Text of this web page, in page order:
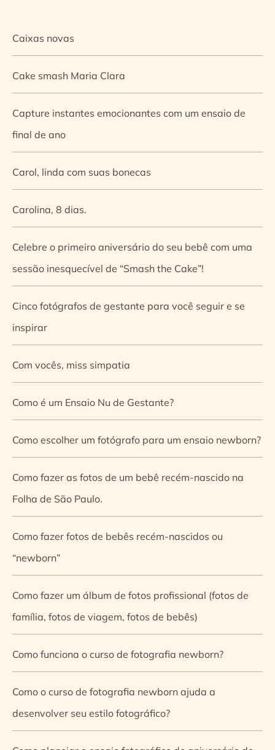
Caixas novas
Cake smash Maria Clara
Capture instantes emocionantes com um ensaio de
final de ano
Carol, linda com suas bonecas
Carolina, 8 dias.
Celebre o primeiro aniversário do seu bebê com uma
sessão inesquecível de “Smash the Cake”!
Cinco fotógrafos de gestante para você seguir e se
inspirar
Com vocês, miss simpatia
Como é um Ensaio Nu de Gestante?
Como escolher um fotógrafo para um ensaio newborn?
Como fazer as fotos de um bebê recém-nascido na
Folha de São Paulo.
Como fazer fotos de bebês recém-nascidos ou
“newborn”
Como fazer um álbum de fotos profissional (fotos de
família, fotos de viagem, fotos de bebês)
Como funciona o curso de fotografia newborn?
Como o curso de fotografia newborn ajuda a
desenvolver seu estilo fotográfico?